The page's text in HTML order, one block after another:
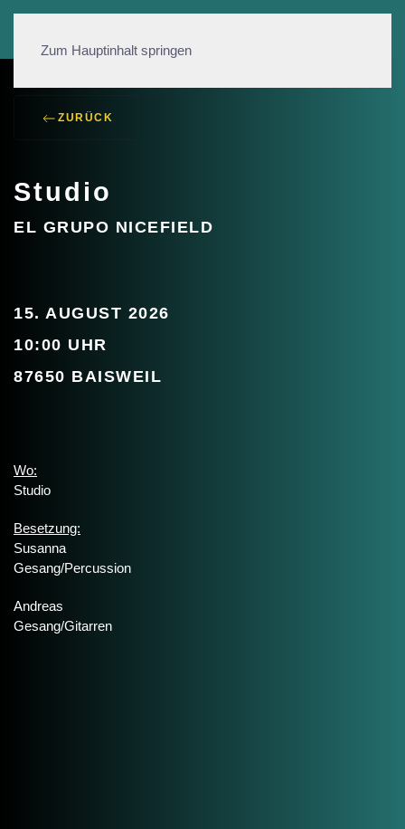
Zum Hauptinhalt springen
ZURÜCK
Studio
EL GRUPO NICEFIELD
15. AUGUST 2026
10:00 UHR
87650 BAISWEIL
Wo:
Studio
Besetzung:
Susanna
Gesang/Percussion
Andreas
Gesang/Gitarren